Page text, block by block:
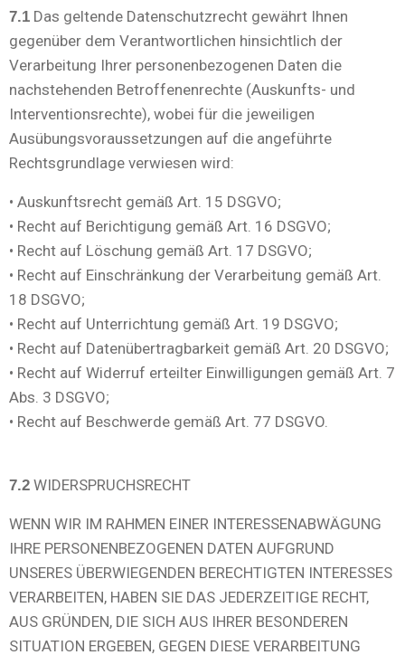
7.1 Das geltende Datenschutzrecht gewährt Ihnen
gegenüber dem Verantwortlichen hinsichtlich der
Verarbeitung Ihrer personenbezogenen Daten die
nachstehenden Betroffenenrechte (Auskunfts- und
Interventionsrechte), wobei für die jeweiligen
Ausübungsvoraussetzungen auf die angeführte
Rechtsgrundlage verwiesen wird:
• Auskunftsrecht gemäß Art. 15 DSGVO;
• Recht auf Berichtigung gemäß Art. 16 DSGVO;
• Recht auf Löschung gemäß Art. 17 DSGVO;
• Recht auf Einschränkung der Verarbeitung gemäß Art.
18 DSGVO;
• Recht auf Unterrichtung gemäß Art. 19 DSGVO;
• Recht auf Datenübertragbarkeit gemäß Art. 20 DSGVO;
• Recht auf Widerruf erteilter Einwilligungen gemäß Art. 7
Abs. 3 DSGVO;
• Recht auf Beschwerde gemäß Art. 77 DSGVO.
7.2 WIDERSPRUCHSRECHT
WENN WIR IM RAHMEN EINER INTERESSENABWÄGUNG
IHRE PERSONENBEZOGENEN DATEN AUFGRUND
UNSERES ÜBERWIEGENDEN BERECHTIGTEN INTERESSES
VERARBEITEN, HABEN SIE DAS JEDERZEITIGE RECHT,
AUS GRÜNDEN, DIE SICH AUS IHRER BESONDEREN
SITUATION ERGEBEN, GEGEN DIESE VERARBEITUNG